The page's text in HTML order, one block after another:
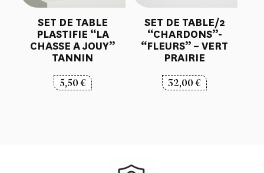
SET DE TABLE
PLASTIFIE “LA
CHASSE A JOUY”
TANNIN
5,50€
SET DE TABLE/2
“CHARDONS”-
“FLEURS” – VERT
PRAIRIE
32,00€